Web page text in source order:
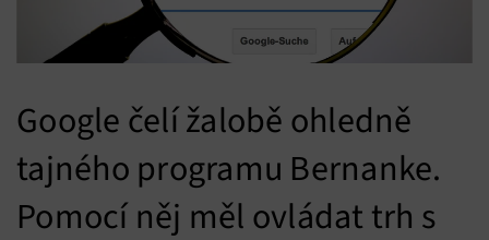
Google čelí žalobě ohledně
tajného programu Bernanke.
Pomocí něj měl ovládat trh s